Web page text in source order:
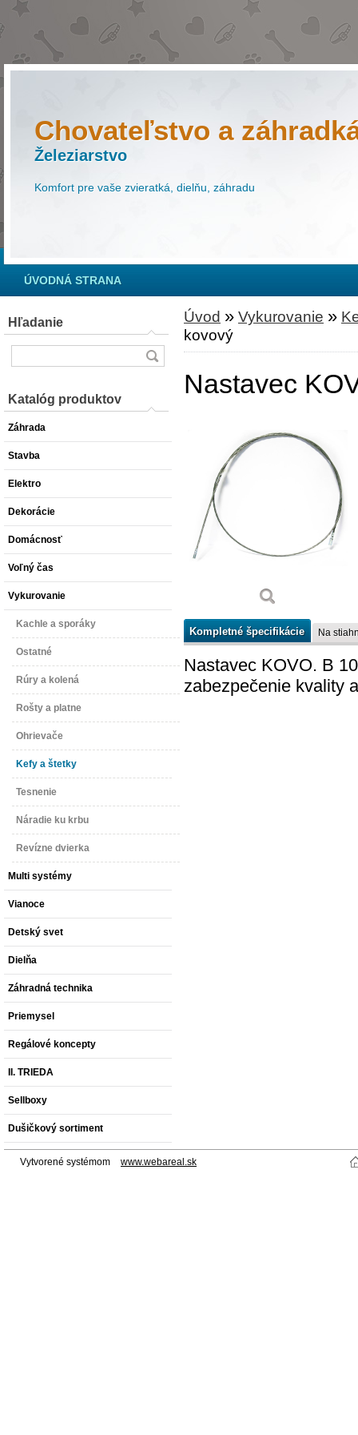
Chovateľstvo a
Železiarstvo
Komfort pre vaše zvieratká, dielňu, záhradu
ÚVODNÁ STRANA
Hľadanie
Katalóg produktov
Záhrada
Stavba
Elektro
Dekorácie
Domácnosť
Voľný čas
Vykurovanie
Kachle a sporáky
Ostatné
Rúry a kolená
Rošty a platne
Ohrievače
Kefy a štetky
Tesnenie
Náradie ku krbu
Revízne dvierka
Multi systémy
Vianoce
Detský svet
Dielňa
Záhradná technika
Priemysel
Regálové koncepty
II. TRIEDA
Sellboxy
Dušičkový sortiment
Úvod » Vykurovanie »
kovový
Nastavec
Kompletné špecifikácie Na
Nastavec KOVO. B
zabezpečenie kvality
Vytvorené systémom www.webareal.sk